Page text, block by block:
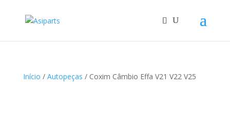
Início / Autopeças / Coxim Câmbio Effa V21 V22 V25